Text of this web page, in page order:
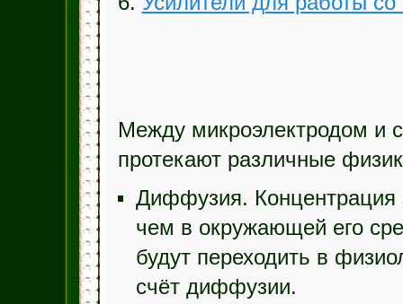
Между микроэлектродом и
протекают различные
Диффузия. Концентрация
чем в окружающей его
будут переходить в
счёт диффузии.